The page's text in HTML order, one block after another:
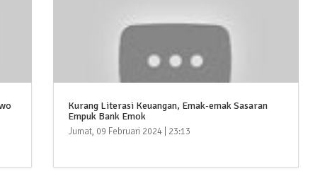
Kurang Literasi Keuangan, Emak-emak Sasaran
Empuk Bank Emok
Jumat, 09 Februari 2024 | 23:13